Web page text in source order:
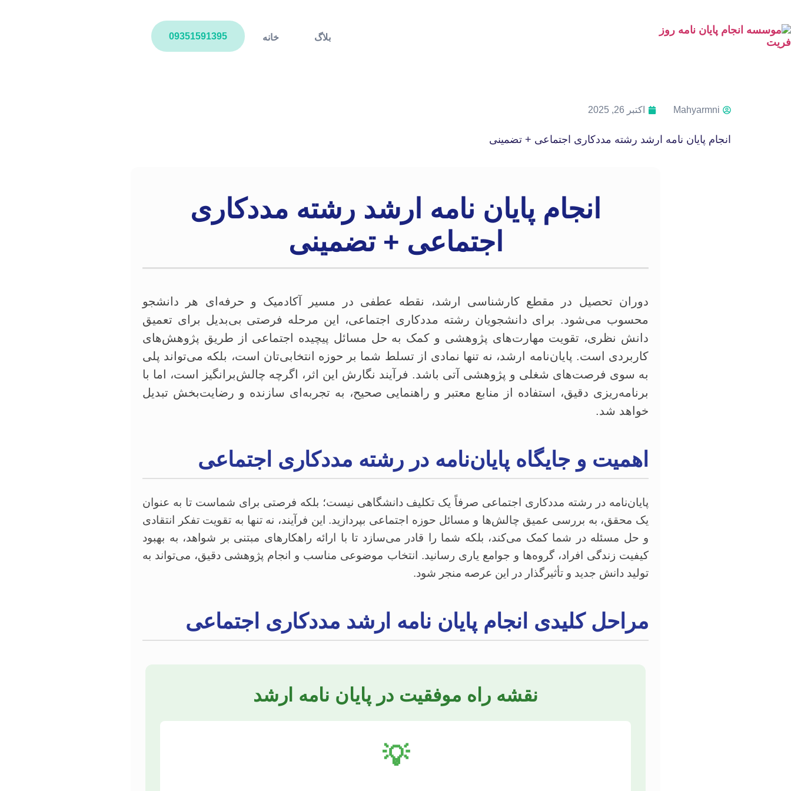
خانه بلاگ 09351591395
Mahyarmni اکتبر 26, 2025
انجام پایان نامه ارشد رشته مددکاری اجتماعی + تضمینی
انجام پایان نامه ارشد رشته مددکاری
اجتماعی + تضمینی
دوران تحصیل در مقطع کارشناسی ارشد، نقطه عطفی در مسیر آکادمیک و حرفه‌ای هر دانشجو
محسوب می‌شود. برای دانشجویان رشته مددکاری اجتماعی، این مرحله فرصتی بی‌بدیل برای تعمیق
دانش نظری، تقویت مهارت‌های پژوهشی و کمک به حل مسائل پیچیده اجتماعی از طریق پژوهش‌های
کاربردی است. پایان‌نامه ارشد، نه تنها نمادی از تسلط شما بر حوزه انتخابی‌تان است، بلکه می‌تواند پلی
به سوی فرصت‌های شغلی و پژوهشی آتی باشد. فرآیند نگارش این اثر، اگرچه چالش‌برانگیز است، اما با
برنامه‌ریزی دقیق، استفاده از منابع معتبر و راهنمایی صحیح، به تجربه‌ای سازنده و رضایت‌بخش تبدیل
خواهد شد.
اهمیت و جایگاه پایان‌نامه در رشته مددکاری اجتماعی
پایان‌نامه در رشته مددکاری اجتماعی صرفاً یک تکلیف دانشگاهی نیست؛ بلکه فرصتی برای شماست تا به عنوان
یک محقق، به بررسی عمیق چالش‌ها و مسائل حوزه اجتماعی بپردازید. این فرآیند، نه تنها به تقویت تفکر انتقادی
و حل مسئله در شما کمک می‌کند، بلکه شما را قادر می‌سازد تا با ارائه راهکارهای مبتنی بر شواهد، به بهبود
کیفیت زندگی افراد، گروه‌ها و جوامع یاری رسانید. انتخاب موضوعی مناسب و انجام پژوهشی دقیق، می‌تواند به
تولید دانش جدید و تأثیرگذار در این عرصه منجر شود.
مراحل کلیدی انجام پایان نامه ارشد مددکاری اجتماعی
نقشه راه موفقیت در پایان نامه ارشد
💡